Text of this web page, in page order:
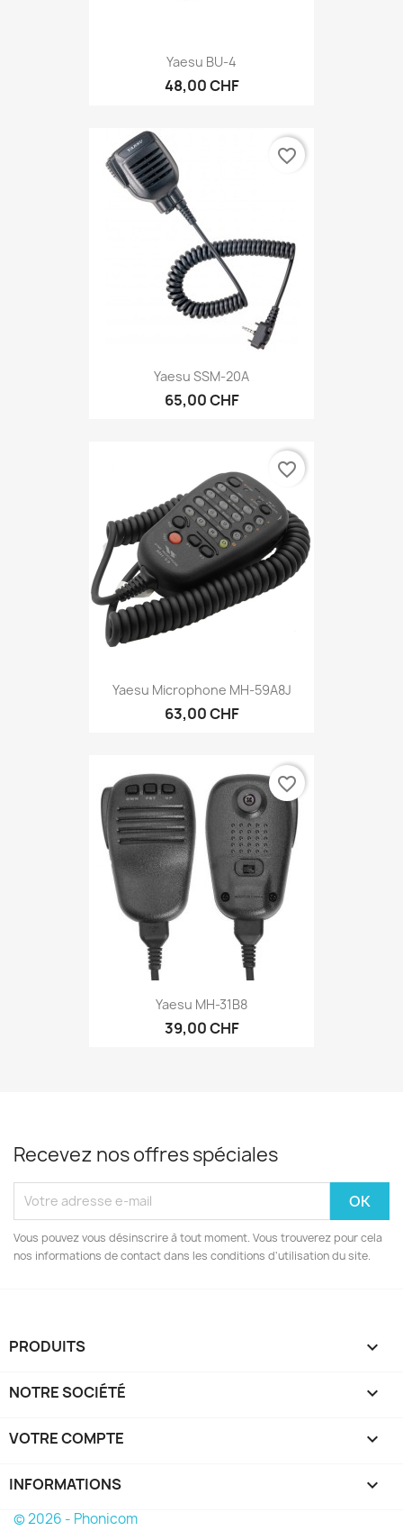
Yaesu BU-4
48,00 CHF
Yaesu SSM-20A
65,00 CHF
favorite_border
Yaesu Microphone MH-59A8J
63,00 CHF
favorite_border
Yaesu MH-31B8
39,00 CHF
favorite_border
Recevez nos offres spéciales
Vous pouvez vous désinscrire à tout moment. Vous trouverez pour cela
nos informations de contact dans les conditions d'utilisation du site.
PRODUITS 
NOTRE SOCIÉTÉ 
VOTRE COMPTE 
INFORMATIONS keyboard_arrow_down
© 2026 - Phonicom